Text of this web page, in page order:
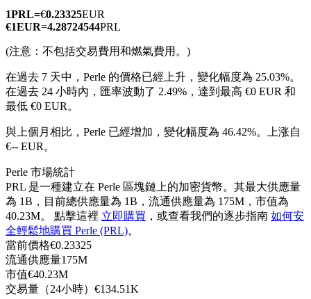
美股、外匯、貴金屬及大宗商品衍生性商品
USDC永續
多種以USDC結算的永續合約
1PRL=€0.23325EUR
€1EUR=4.28724544PRL
(注意：不包括交易費用和燃氣費用。)
在過去 7 天中，Perle 的價格已經上升，變化幅度為 25.03%。
在過去 24 小時內，匯率波動了 2.49%，達到最高 €0 EUR 和
最低 €0 EUR。
與上個月相比，Perle 已經增加，變化幅度為 46.42%。上涨自
€-- EUR。
Perle 市場統計
PRL 是一種建立在 Perle 區塊鏈上的加密貨幣。其最大供應量
為 1B，目前總供應量為 1B，流通供應量為 175M，市值為
40.23M。 點擊這裡 立即購買 ，或查看我們的逐步指南 如何安
全輕鬆地購買 Perle (PRL)。
當前價格€0.23325
流通供應量175M
市值€40.23M
交易量（24小時） €134.51K